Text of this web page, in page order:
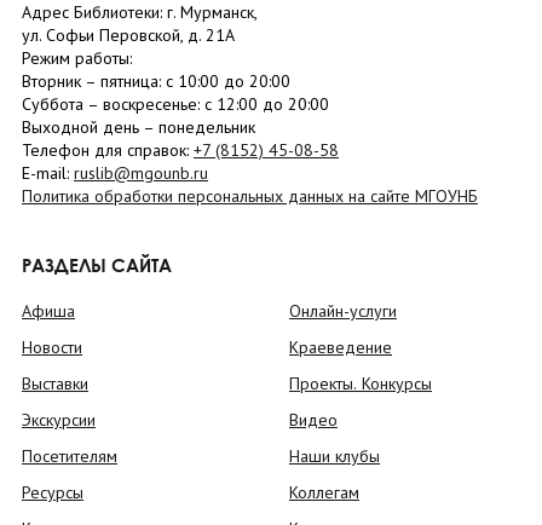
Адрес Библиотеки: г. Мурманск,
ул. Софьи Перовской, д. 21А
Режим работы:
Вторник – пятница: с 10:00 до 20:00
Суббота – воскресенье: c 12:00 до 20:00
Выходной день – понедельник
Телефон для справок: +7 (8152) 45-08-58
E-mail: ruslib@mgounb.ru
Политика обработки персональных данных на сайте МГОУНБ
РАЗДЕЛЫ САЙТА
Афиша
Новости
Выставки
Экскурсии
Посетителям
Ресурсы
Онлайн-услуги
Краеведение
Проекты. Конкурсы
Видео
Наши клубы
Коллегам